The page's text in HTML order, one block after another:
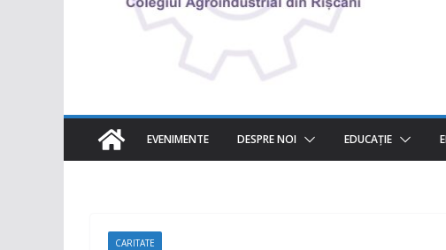
EVENIMENTE DESPRE NOI EDUCAŢIE
CARITATE